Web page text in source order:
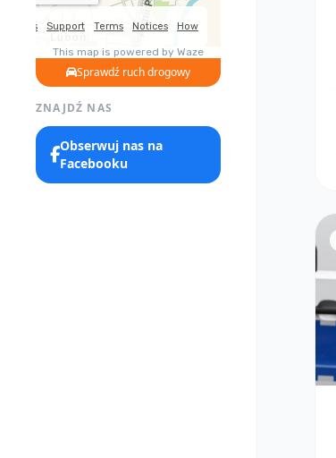
Sprawdź ruch drogowy
ZNAJDŹ NAS
Obserwuj nas na
Facebooku